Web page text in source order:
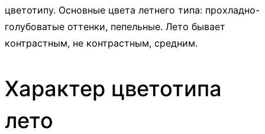
цветотипу. Основные цвета летнего типа: прохладно-
голубоватые оттенки, пепельные. Лето бывает
контрастным, не контрастным, средним.
Характер цветотипа
лето